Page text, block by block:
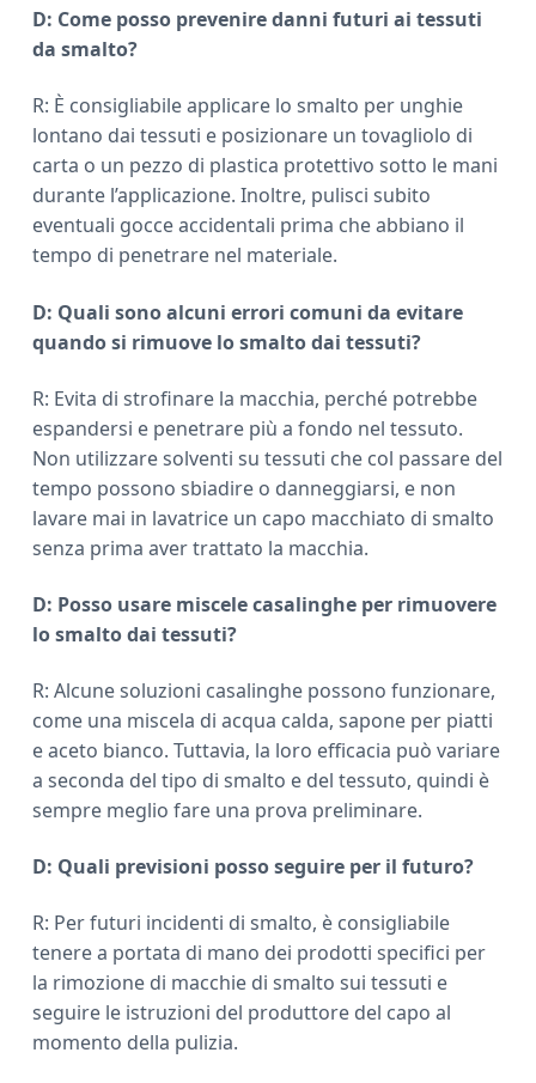
D: Come posso prevenire danni futuri ai tessuti
da smalto?
R: È consigliabile applicare lo smalto per unghie
lontano dai tessuti e posizionare un tovagliolo di
carta o un pezzo di plastica protettivo sotto le mani
durante l’applicazione. Inoltre, pulisci subito
eventuali gocce accidentali prima che abbiano il
tempo di penetrare nel materiale.
D: Quali sono alcuni errori comuni da evitare
quando si rimuove lo smalto dai tessuti?
R: Evita di strofinare la macchia, perché potrebbe
espandersi e penetrare più a fondo nel tessuto.
Non utilizzare solventi su tessuti che col passare del
tempo possono sbiadire o danneggiarsi, e non
lavare mai in lavatrice un capo macchiato di smalto
senza prima aver trattato la macchia.
D: Posso usare miscele casalinghe per rimuovere
lo smalto dai tessuti?
R: Alcune soluzioni casalinghe possono funzionare,
come una miscela di acqua calda, sapone per piatti
e aceto bianco. Tuttavia, la loro efficacia può variare
a seconda del tipo di smalto e del tessuto, quindi è
sempre meglio fare una prova preliminare.
D: Quali previsioni posso seguire per il futuro?
R: Per futuri incidenti di smalto, è consigliabile
tenere a portata di mano dei prodotti specifici per
la rimozione di macchie di smalto sui tessuti e
seguire le istruzioni del produttore del capo al
momento della pulizia.